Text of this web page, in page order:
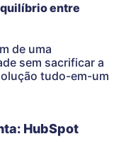
entre
de uma
sem sacrificar a
tudo-em-um
HubSpot